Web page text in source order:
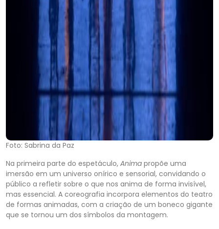
Foto: Sabrina da Paz
Na primeira parte do espetáculo, Anima propõe uma
imersão em um universo onírico e sensorial, convidando o
público a refletir sobre o que nos anima de forma invisível,
mas essencial. A coreografia incorpora elementos do teatro
de formas animadas, com a criação de um boneco gigante
que se tornou um dos símbolos da montagem.